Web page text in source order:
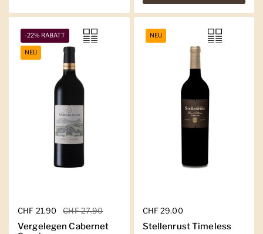
Regulärer Preis
CHF 21.90 Sale-Preis
CHF 27.90
Vergelegen Cabernet
-22% RABATT
NEU
Regulärer Preis
CHF 29.00
Stellenrust Timeless
NEU